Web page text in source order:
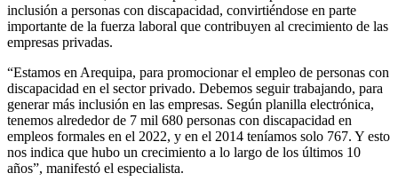
inclusión a personas con discapacidad, convirtiéndose en parte
importante de la fuerza laboral que contribuyen al crecimiento de las
empresas privadas.
“Estamos en Arequipa, para promocionar el empleo de personas con
discapacidad en el sector privado. Debemos seguir trabajando, para
generar más inclusión en las empresas. Según planilla electrónica,
tenemos alrededor de 7 mil 680 personas con discapacidad en
empleos formales en el 2022, y en el 2014 teníamos solo 767. Y esto
nos indica que hubo un crecimiento a lo largo de los últimos 10
años”, manifestó el especialista.